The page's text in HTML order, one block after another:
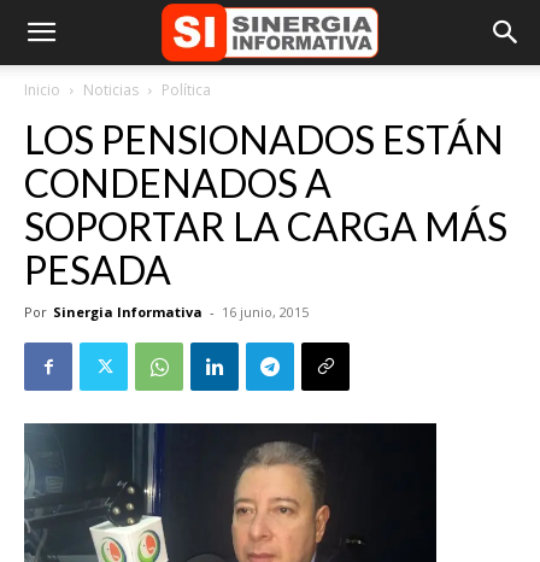
Inicio Noticias Política
LOS PENSIONADOS ESTÁN
CONDENADOS A
SOPORTAR LA CARGA MÁS
PESADA
Por Sinergia Informativa - 16 junio, 2015